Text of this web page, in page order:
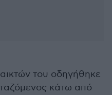
του οδηγήθηκε
κάτω από